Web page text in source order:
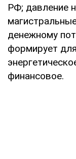
РФ; давление
денежному
формирует
финансовое.